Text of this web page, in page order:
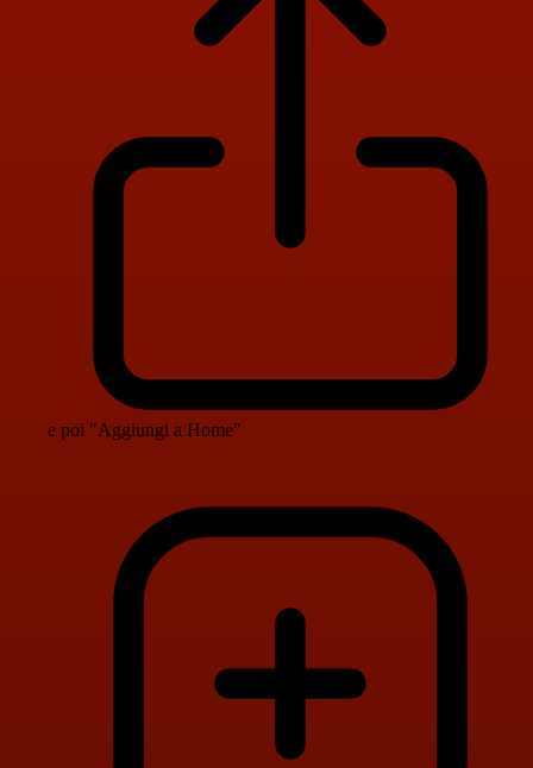
e poi "Aggiungi a Home"